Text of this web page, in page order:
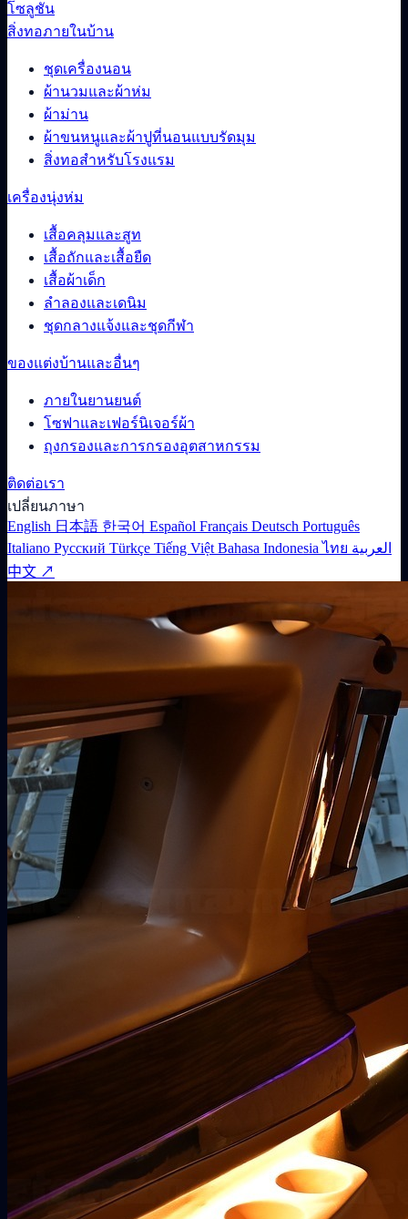
โซลูชัน
สิ่งทอภายในบ้าน
ชุดเครื่องนอน
ผ้านวมและผ้าห่ม
ผ้าม่าน
ผ้าขนหนูและผ้าปูที่นอนแบบรัดมุม
สิ่งทอสำหรับโรงแรม
เครื่องนุ่งห่ม
เสื้อคลุมและสูท
เสื้อถักและเสื้อยืด
เสื้อผ้าเด็ก
ลำลองและเดนิม
ชุดกลางแจ้งและชุดกีฬา
ของแต่งบ้านและอื่นๆ
ภายในยานยนต์
โซฟาและเฟอร์นิเจอร์ผ้า
ถุงกรองและการกรองอุตสาหกรรม
ติดต่อเรา
เปลี่ยนภาษา
English 日本語 한국어 Español Français Deutsch Português
Italiano Русский Türkçe Tiếng Việt Bahasa Indonesiaไทย العربية
中文 ↗